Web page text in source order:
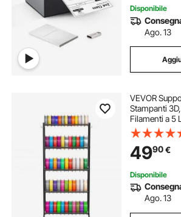
Disponibile
Ago. 13
VEVOR
Stampanti
Filamenti a 5
Acciaio al
per Studio di
Ufficio,
4990€
Disponibile
Ago. 13